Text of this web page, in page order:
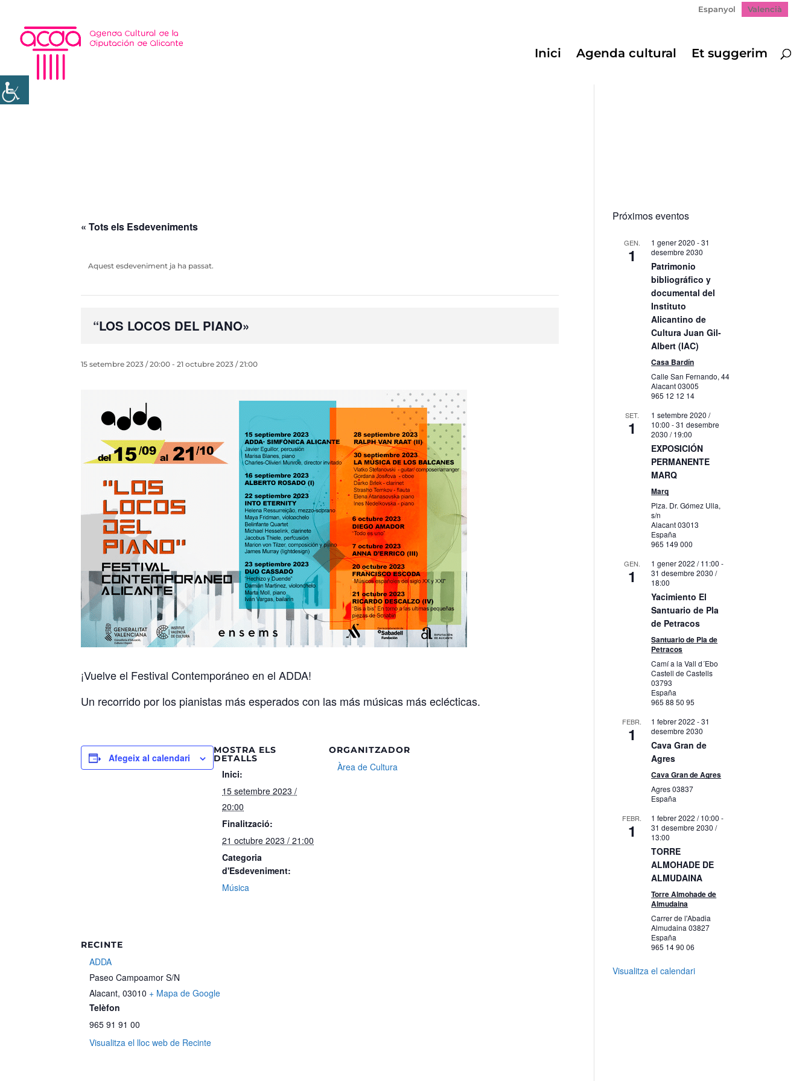
Espanyol Valencià
Inici Agenda cultural Et suggerim
« Tots els Esdeveniments
Aquest esdeveniment ja ha passat.
“LOS LOCOS DEL PIANO»
15 setembre 2023 / 20:00 -21 octubre 2023 / 21:00
¡Vuelve el Festival Contemporáneo en el ADDA!
Un recorrido por los pianistas más esperados con las más músicas más eclécticas.
Afegeix al calendari
MOSTRA ELS
DETALLS
Inici:
15 setembre 2023 /
20:00
Finalització:
21 octubre 2023 / 21:00
Categoria
d'Esdeveniment:
Música
ORGANITZADOR
Àrea de Cultura
RECINTE
ADDA
Paseo Campoamor S/N
Alacant, 03010 + Mapa de Google
Telèfon
965 91 91 00
Visualitza el lloc web de Recinte
Próximos eventos
GEN.
1
1 gener 2020 -31
desembre 2030
Patrimonio
bibliográfico y
documental del
Instituto
Alicantino de
Cultura Juan Gil-
Albert (IAC)
Casa Bardín
Calle San Fernando, 44
Alacant03005
965 12 12 14
SET.
1
1 setembre 2020 /
10:00 -31 desembre
2030 / 19:00
EXPOSICIÓN
PERMANENTE
MARQ
Marq
Plza. Dr. Gómez Ulla,
s/n
Alacant03013
España
965 149 000
GEN.
1
1 gener 2022 / 11:00 -
31 desembre 2030 /
18:00
Yacimiento El
Santuario de Pla
de Petracos
Santuario de Pla de
Petracos
Camí a la Vall d´Ebo
Castell de Castells
03793
España
965 88 50 95
FEBR.
1
1 febrer 2022 -31
desembre 2030
Cava Gran de
Agres
Cava Gran de Agres
Agres03837
España
FEBR.
1
1 febrer 2022 / 10:00 -
31 desembre 2030 /
13:00
TORRE
ALMOHADE DE
ALMUDAINA
Torre Almohade de
Almudaina
Carrer de l'Abadia
Almudaina03827
España
965 14 90 06
Visualitza el calendari